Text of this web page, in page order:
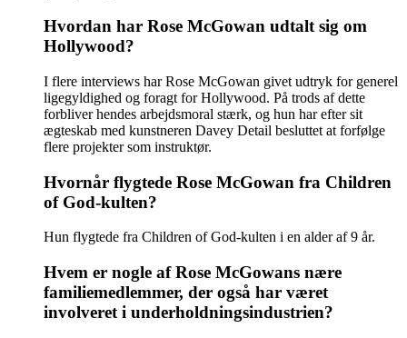
Hvordan har Rose McGowan udtalt sig om
Hollywood?
I flere interviews har Rose McGowan givet udtryk for generel
ligegyldighed og foragt for Hollywood. På trods af dette
forbliver hendes arbejdsmoral stærk, og hun har efter sit
ægteskab med kunstneren Davey Detail besluttet at forfølge
flere projekter som instruktør.
Hvornår flygtede Rose McGowan fra Children
of God-kulten?
Hun flygtede fra Children of God-kulten i en alder af 9 år.
Hvem er nogle af Rose McGowans nære
familiemedlemmer, der også har været
involveret i underholdningsindustrien?